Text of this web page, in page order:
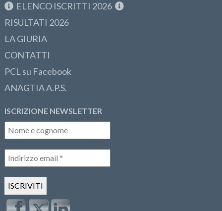
ELENCO ISCRITTI 2026
RISULTATI 2026
LA GIURIA
CONTATTI
PCL su Facebook
ANAGTIA A.P.S.
ISCRIZIONE NEWSLETTER